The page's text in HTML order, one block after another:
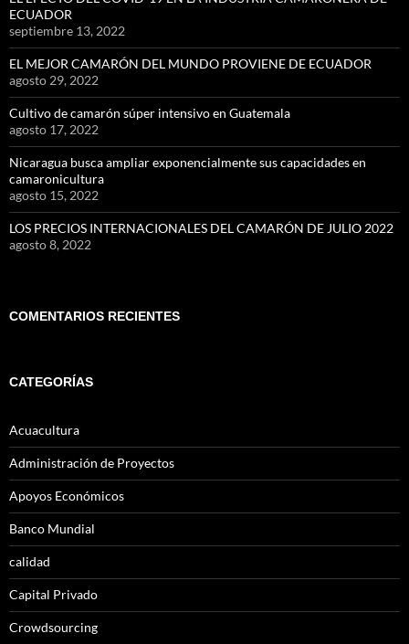
ECUADOR
septiembre 13, 2022
EL MEJOR CAMARÓN DEL MUNDO PROVIENE DE ECUADOR
agosto 29, 2022
Cultivo de camarón súper intensivo en Guatemala
agosto 17, 2022
Nicaragua busca ampliar exponencialmente sus capacidades en
camaronicultura
agosto 15, 2022
LOS PRECIOS INTERNACIONALES DEL CAMARÓN DE JULIO 2022
agosto 8, 2022
COMENTARIOS RECIENTES
CATEGORÍAS
Acuacultura
Administración de Proyectos
Apoyos Económicos
Banco Mundial
calidad
Capital Privado
Crowdsourcing